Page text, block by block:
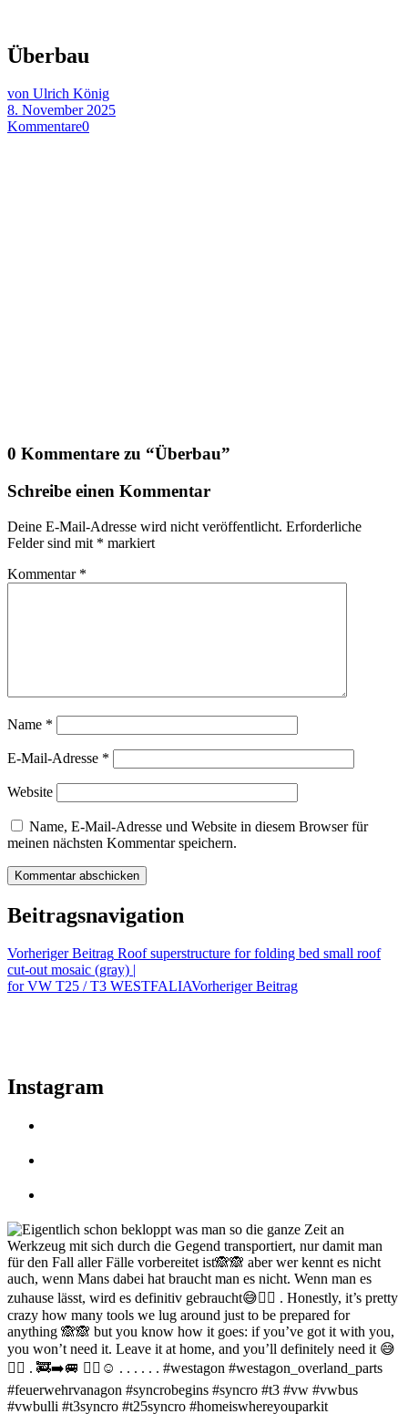
Überbau
von Ulrich König
8. November 2025
Kommentare0
0 Kommentare zu “Überbau”
Schreibe einen Kommentar
Deine E-Mail-Adresse wird nicht veröffentlicht. Erforderliche
Felder sind mit * markiert
Kommentar *
Name *
E-Mail-Adresse *
Website
Name, E-Mail-Adresse und Website in diesem Browser für
meinen nächsten Kommentar speichern.
Beitragsnavigation
Vorheriger Beitrag Roof superstructure for folding bed small roof
cut-out mosaic (gray) |
for VW T25 / T3 WESTFALIAVorheriger Beitrag
Instagram